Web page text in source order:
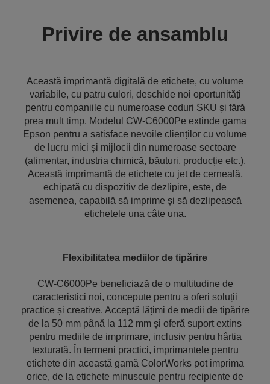
Privire de ansamblu
Această imprimantă digitală de etichete, cu volume
variabile, cu patru culori, deschide noi oportunități
pentru companiile cu numeroase coduri SKU și fără
prea mult timp. Modelul CW-C6000Pe extinde gama
Epson pentru a satisface nevoile clienților cu volume
de lucru mici și mijlocii din numeroase sectoare
(alimentar, industria chimică, băuturi, producție etc.).
Această imprimantă de etichete cu jet de cerneală,
echipată cu dispozitiv de dezlipire, este, de
asemenea, capabilă să imprime și să dezlipească
etichetele una câte una.
Flexibilitatea mediilor de tipărire
CW-C6000Pe beneficiază de o multitudine de
caracteristici noi, concepute pentru a oferi soluții
practice și creative. Acceptă lățimi de medii de tipărire
de la 50 mm până la 112 mm și oferă suport extins
pentru mediile de imprimare, inclusiv pentru hârtia
texturată. În termeni practici, imprimantele pentru
etichete din această gamă ColorWorks pot imprima
orice, de la etichete minuscule pentru recipiente de